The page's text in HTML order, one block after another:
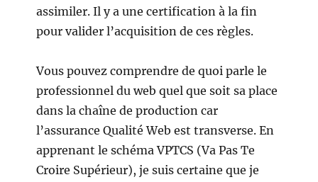
assimiler. Il y a une certification à la fin
pour valider l’acquisition de ces règles.
Vous pouvez comprendre de quoi parle le
professionnel du web quel que soit sa place
dans la chaîne de production car
l’assurance Qualité Web est transverse. En
apprenant le schéma VPTCS (Va Pas Te
Croire Supérieur), je suis certaine que je